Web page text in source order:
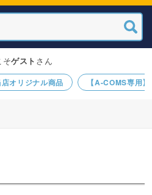
店オリジナル商品 【A-COMS専用
そゲスト さん